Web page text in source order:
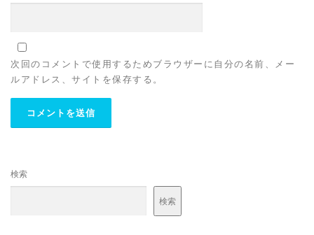
次回のコメントで使用するためブラウザーに自分の名前、メー
ルアドレス、サイトを保存する。
検索
検索